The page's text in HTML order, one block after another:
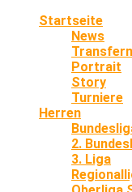
Startseite
News
Portrait
Story
Turniere
Herren
2.
3. Liga